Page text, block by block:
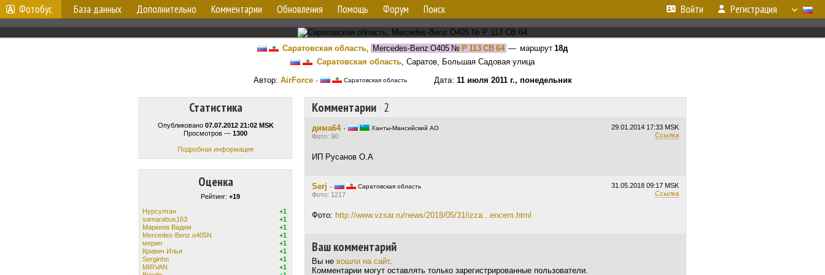
Фотобус База данных Дополнительно Комментарии Обновления Помощь Форум Поиск Войти Регистрация
Саратовская область, Mercedes-Benz O405 № Р 113 СВ 64 — маршрут 18д
Саратовская область, Саратов, Большая Садовая улица
Автор: AirForce· Саратовская областьДата: 11 июля 2011 г., понедельник
Статистика
Опубликовано 07.07.2012 21:02 MSK
Просмотров — 1300
Подробная информация
Оценка
Рейтинг: +19
Нурсултан
+1
samarabus163
+1
Маркеев Вадим
+1
Mercedes-Benz o405N
+1
мерин
+1
Кривич Илья
+1
Serginho
+1
MIRVAN
+1
Комментарии· 2
29.01.2014 17:33 MSK
Ссылка
дима64· Ханты-Мансийский АО
Фото: 90
ИП Русанов О.А
31.05.2018 09:17 MSK
Ссылка
Serj · Саратовская область
Фото: 1217
Фото: http://www.vzsar.ru/news/2018/05/31/izza...encem.html
Ваш комментарий
Вы не вошли на сайт.
Комментарии могут оставлять только зарегистрированные пользователи.